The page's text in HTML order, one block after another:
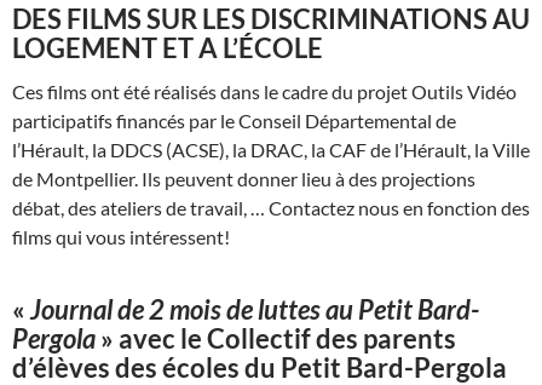
DES FILMS SUR LES DISCRIMINATIONS AU
LOGEMENT ET A L’ÉCOLE
Ces films ont été réalisés dans le cadre du projet Outils Vidéo
participatifs financés par le Conseil Départemental de
l’Hérault, la DDCS (ACSE), la DRAC, la CAF de l’Hérault, la Ville
de Montpellier. Ils peuvent donner lieu à des projections
débat, des ateliers de travail, … Contactez nous en fonction des
films qui vous intéressent!
«Journal de 2 mois de luttes au Petit Bard-
Pergola» avec le Collectif des parents
d’élèves des écoles du Petit Bard-Pergola